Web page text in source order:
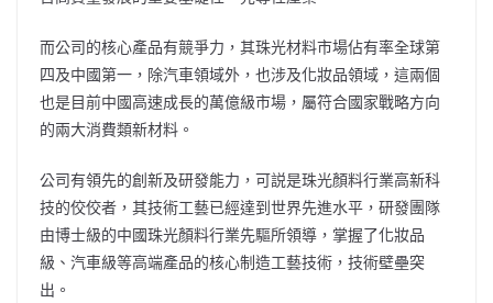
而公司的核心產品有競爭力，其珠光材料市場佔有率全球第
四及中國第一，除汽車領域外，也涉及化妝品領域，這兩個
也是目前中國高速成長的萬億級市場，屬符合國家戰略方向
的兩大消費類新材料。
公司有領先的創新及研發能力，可説是珠光顏料行業高新科
技的佼佼者，其技術工藝已經達到世界先進水平，研發團隊
由博士級的中國珠光顏料行業先驅所領導，掌握了化妝品
級、汽車級等高端產品的核心制造工藝技術，技術壁壘突
出。